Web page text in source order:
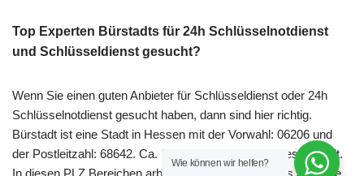
Top Experten Bürstadts für 24h Schlüsselnotdienst
und Schlüsseldienst gesucht?
Wenn Sie einen guten Anbieter für Schlüsseldienst oder 24h
Schlüsselnotdienst gesucht haben, dann sind hier richtig.
Bürstadt ist eine Stadt in Hessen mit der Vorwahl: 06206 und
der Postleitzahl: 68642. Ca. 16.060 Leute leben in dieser Stadt.
Wie können wir helfen?